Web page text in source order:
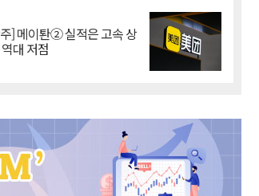
] 메이퇀② 실적은 고속 상
대 저점